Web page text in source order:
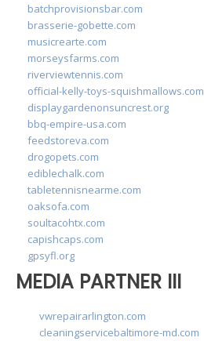
batchprovisionsbar.com
brasserie-gobette.com
musicrearte.com
morseysfarms.com
riverviewtennis.com
official-kelly-toys-squishmallows.com
displaygardenonsuncrest.org
bbq-empire-usa.com
feedstoreva.com
drogopets.com
ediblechalk.com
tabletennisnearme.com
oaksofa.com
soultacohtx.com
capishcaps.com
gpsyfl.org
MEDIA PARTNER III
vwrepairarlington.com
cleaningservicebaltimore-md.com